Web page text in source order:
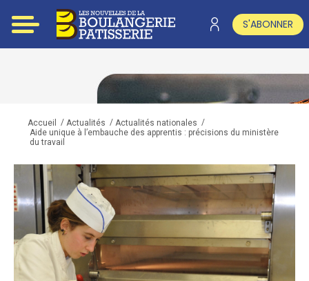
S'ABONNER
Accueil / Actualités / Actualités nationales /
Aide unique à l’embauche des apprentis : précisions du ministère
du travail